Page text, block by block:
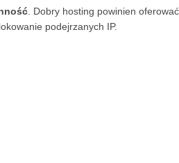
. Dobry hosting powinien oferować
podejrzanych IP.